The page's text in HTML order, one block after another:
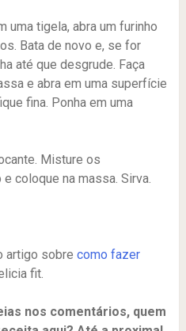
uma tigela, abra um furinho
Bata de novo e, se for
até que desgrude. Faça
e abra em uma superfície
fina. Ponha em uma
Misture os
coloque na massa. Sirva.
artigo sobre como fazer
fit.
nos comentários, quem